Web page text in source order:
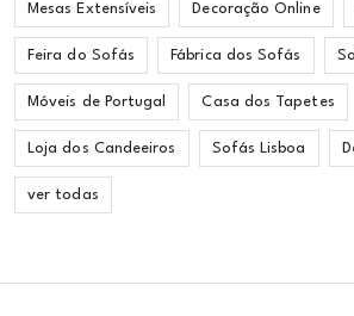
Mesas Extensíveis Decoração Online
Feira do Sofás Fábrica dos Sofás
Móveis de Portugal Casa dos Tapetes
Loja dos Candeeiros Sofás Lisboa
ver todas